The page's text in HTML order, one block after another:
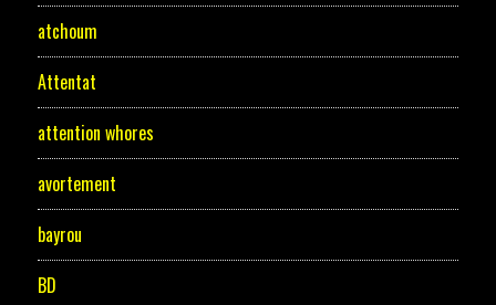
atchoum
Attentat
attention whores
avortement
bayrou
BD